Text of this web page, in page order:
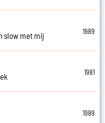
slow met mij
1989
1981
1989